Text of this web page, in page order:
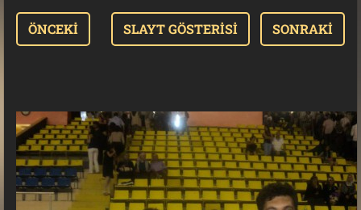
ÖNCEKI SLAYT GÖSTERISI SONRAKI